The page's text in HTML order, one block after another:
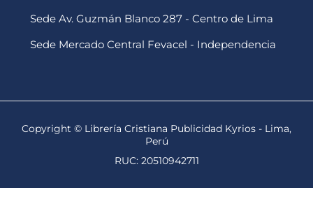
Sede Av. Guzmán Blanco 287 - Centro de Lima
Sede Mercado Central Fevacel - Independencia
Copyright © Librería Cristiana Publicidad Kyrios - Lima,
Perú
RUC: 20510942711